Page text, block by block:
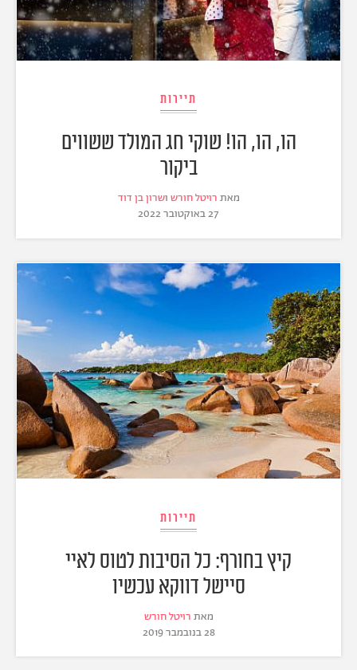
תיירות
הו, הו, הו! שוקי חג המולד ששווים
ביקור
מאת רויטל חורש ושרון בן דוד
27 באוקטובר 2022
תיירות
קיץ בחורף: כל הסיבות לטוס לאיי
סיישל דווקא עכשיו
מאת רויטל חורש
28 בנובמבר 2019